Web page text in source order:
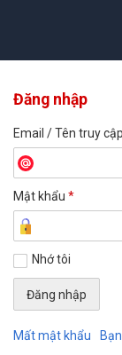
Đăng nhập
Email / Tên truy cập
Mật khẩu *
Nhớ tôi
Mất mật khẩu